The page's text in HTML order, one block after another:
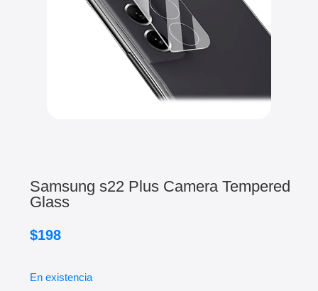
Samsung s22 Plus Camera Tempered
Glass
$198
En existencia